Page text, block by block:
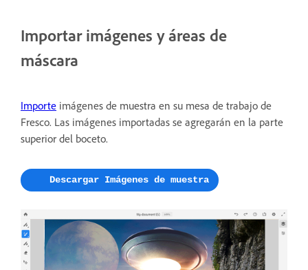
Importar imágenes y áreas de
máscara
Importe imágenes de muestra en su mesa de trabajo de
Fresco. Las imágenes importadas se agregarán en la parte
superior del boceto.
Descargar Imágenes de muestra